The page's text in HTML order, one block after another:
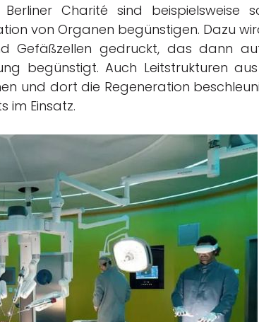
Charité sind beispielsweise
von Organen begünstigen. Dazu
Gefäßzellen gedruckt, das dann
begünstigt. Auch Leitstrukturen
und dort die Regeneration
im Einsatz.